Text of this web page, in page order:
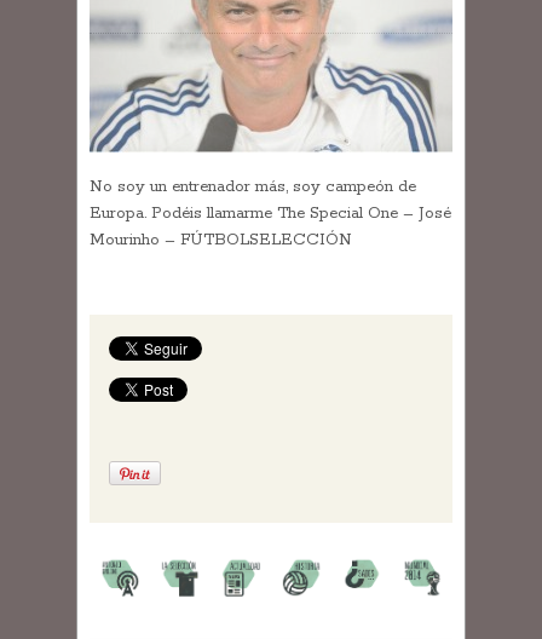
No soy un entrenador más, soy campeón de
Europa. Podéis llamarme The Special One – José
Mourinho – FÚTBOLSELECCIÓN